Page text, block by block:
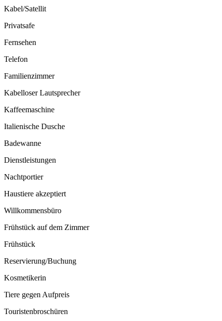
Kabel/Satellit
Privatsafe
Fernsehen
Telefon
Familienzimmer
Kabelloser Lautsprecher
Kaffeemaschine
Italienische Dusche
Badewanne
Dienstleistungen
Nachtportier
Haustiere akzeptiert
Willkommensbüro
Frühstück auf dem Zimmer
Frühstück
Reservierung/Buchung
Kosmetikerin
Tiere gegen Aufpreis
Touristenbroschüren